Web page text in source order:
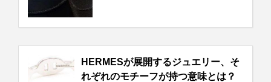
HERMESが展開するジュエリー、そ
れぞれのモチーフが持つ意味とは？